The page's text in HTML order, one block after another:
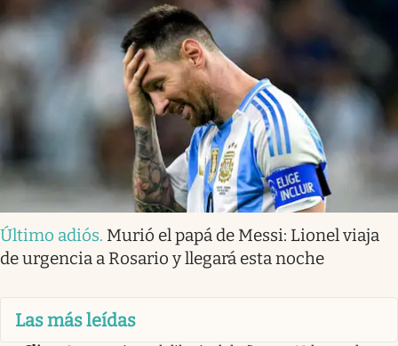
Último adiós. Murió el papá de Messi: Lionel viaja
de urgencia a Rosario y llegará esta noche
Las más leídas